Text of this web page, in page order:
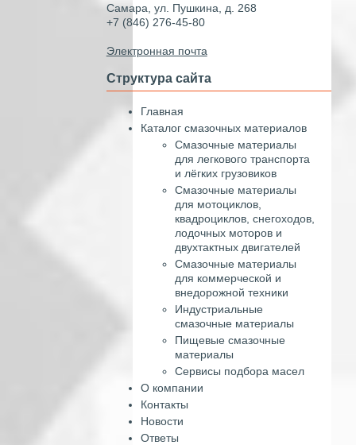
Самара, ул. Пушкина, д. 268
+7 (846) 276-45-80
Электронная почта
Структура сайта
Главная
Каталог смазочных материалов
Смазочные материалы
для легкового транспорта
и лёгких грузовиков
Смазочные материалы
для мотоциклов,
квадроциклов, снегоходов,
лодочных моторов и
двухтактных двигателей
Смазочные материалы
для коммерческой и
внедорожной техники
Индустриальные
смазочные материалы
Пищевые смазочные
материалы
Сервисы подбора масел
О компании
Контакты
Новости
Ответы